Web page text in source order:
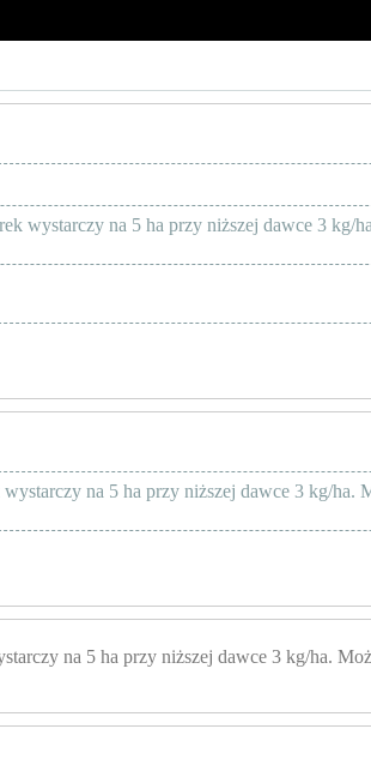
wystarczy na 5 ha przy niższej dawce 3 kg/
na 5 ha przy niższej dawce 3 kg/ha.
na 5 ha przy niższej dawce 3 kg/ha.